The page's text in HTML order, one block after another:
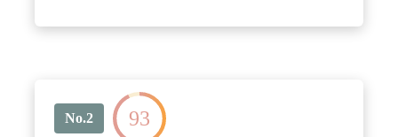
No.2 93